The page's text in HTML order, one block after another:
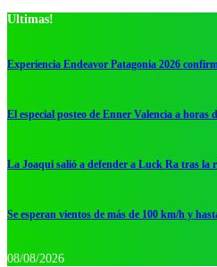
Ultimas!
Experiencia Endeavor Patagonia 2026
El especial posteo de Enner Valencia a horas
La Joaqui salió a defender a Luck Ra tras
Se esperan vientos de más de 100 km/h y
08/08/2026